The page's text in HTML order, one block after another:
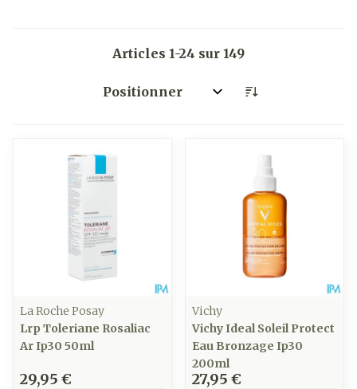
Articles 1-24 sur 149
Trier par:
La Roche Posay
Lrp Toleriane Rosaliac
Ar Ip30 50ml
29,95 €
Vichy
Vichy Ideal Soleil Protect
Eau Bronzage Ip30
200ml
27,95 €